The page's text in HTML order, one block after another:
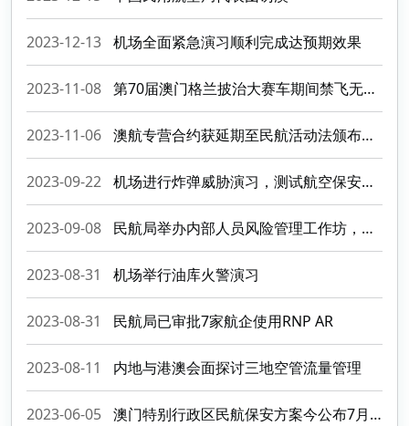
2023-12-13 机场全面紧急演习顺利完成达预期效果
2023-11-08 第70届澳门格兰披治大赛车期间禁飞无人机
2023-11-06 澳航专营合约获延期至民航活动法颁布生效
2023-09-22 机场进行炸弹威胁演习，测试航空保安事故应变预案的有效性
2023-09-08 民航局举办内部人员风险管理工作坊，加强保安营运培训
2023-08-31 机场举行油库火警演习
2023-08-31 民航局已审批7家航企使用RNP AR
2023-08-11 内地与港澳会面探讨三地空管流量管理
2023-06-05 澳门特别行政区民航保安方案今公布7月实施